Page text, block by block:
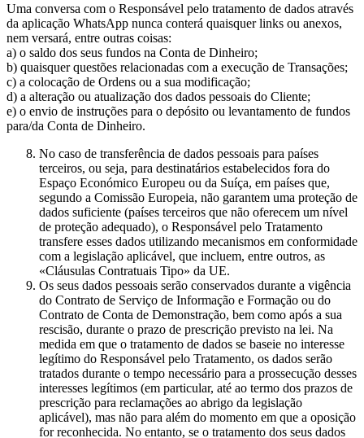
Uma conversa com o Responsável pelo tratamento de dados através
da aplicação WhatsApp nunca conterá quaisquer links ou anexos,
nem versará, entre outras coisas:
a) o saldo dos seus fundos na Conta de Dinheiro;
b) quaisquer questões relacionadas com a execução de Transações;
c) a colocação de Ordens ou a sua modificação;
d) a alteração ou atualização dos dados pessoais do Cliente;
e) o envio de instruções para o depósito ou levantamento de fundos
para/da Conta de Dinheiro.
No caso de transferência de dados pessoais para países
terceiros, ou seja, para destinatários estabelecidos fora do
Espaço Económico Europeu ou da Suíça, em países que,
segundo a Comissão Europeia, não garantem uma proteção de
dados suficiente (países terceiros que não oferecem um nível
de proteção adequado), o Responsável pelo Tratamento
transfere esses dados utilizando mecanismos em conformidade
com a legislação aplicável, que incluem, entre outros, as
«Cláusulas Contratuais Tipo» da UE.
Os seus dados pessoais serão conservados durante a vigência
do Contrato de Serviço de Informação e Formação ou do
Contrato de Conta de Demonstração, bem como após a sua
rescisão, durante o prazo de prescrição previsto na lei. Na
medida em que o tratamento de dados se baseie no interesse
legítimo do Responsável pelo Tratamento, os dados serão
tratados durante o tempo necessário para a prossecução desses
interesses legítimos (em particular, até ao termo dos prazos de
prescrição para reclamações ao abrigo da legislação
aplicável), mas não para além do momento em que a oposição
for reconhecida. No entanto, se o tratamento dos seus dados